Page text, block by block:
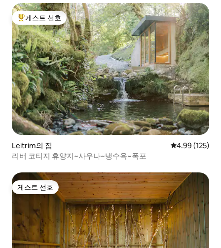
상위 게스트 선호
게스트 선호
Leitrim의 집 평점 4.99점(5
4.99 (125)
리버 코티지 휴양지~사우나~냉수욕~폭포
게스트 선호
게스트 선호